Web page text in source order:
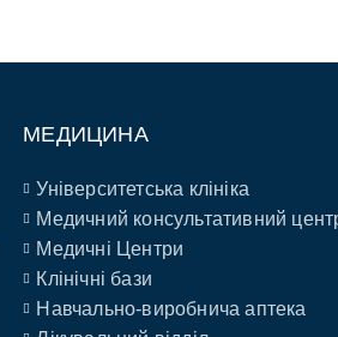
МЕДИЦИНА
Університетська клініка
Медичний консультативний
Медичні Центри
Клінічні бази
Навчально-виробнича аптека